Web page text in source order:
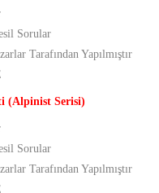
Sorular
Tarafından Yapılmıştır
(Alpinist Serisi)
Sorular
Tarafından Yapılmıştır